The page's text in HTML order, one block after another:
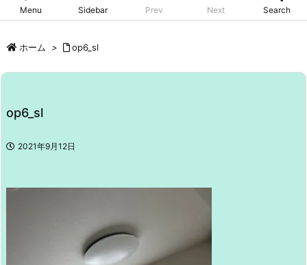
Menu Sidebar Prev Next Search
ホーム > op6_sl
op6_sl
2021年9月12日